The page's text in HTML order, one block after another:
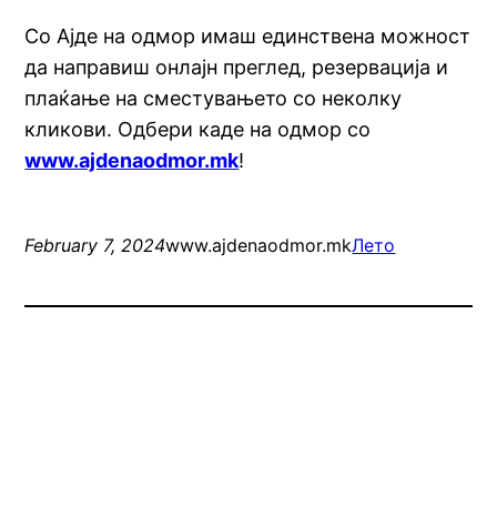
Со Ајде на одмор имаш единствена можност
да направиш онлајн преглед, резервација и
плаќање на сместувањето со неколку
кликови. Одбери каде на одмор со
www.ajdenaodmor.mk!
February 7, 2024www.ajdenaodmor.mkЛето